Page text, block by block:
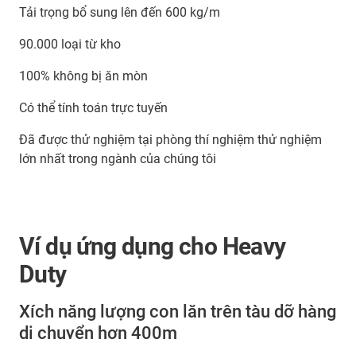
Tải trọng bổ sung lên đến 600 kg/m
90.000 loại từ kho
100% không bị ăn mòn
Có thể tính toán trực tuyến
Đã được thử nghiệm tại phòng thí nghiệm thử nghiệm
lớn nhất trong ngành của chúng tôi
Ví dụ ứng dụng cho Heavy
Duty
Xích năng lượng con lăn trên tàu dỡ hàng
di chuyển hơn 400m